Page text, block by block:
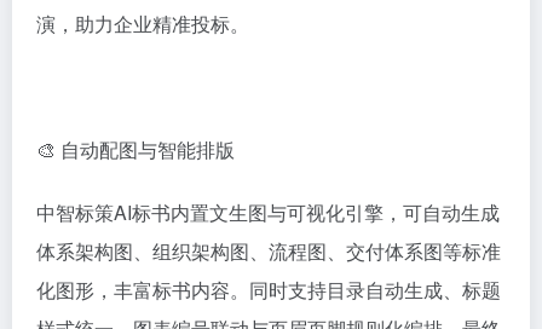
演，助力企业精准投标。
🎨 自动配图与智能排版
中智标策AI标书内置文生图与可视化引擎，可自动生成
体系架构图、组织架构图、流程图、交付体系图等标准
化图形，丰富标书内容。同时支持目录自动生成、标题